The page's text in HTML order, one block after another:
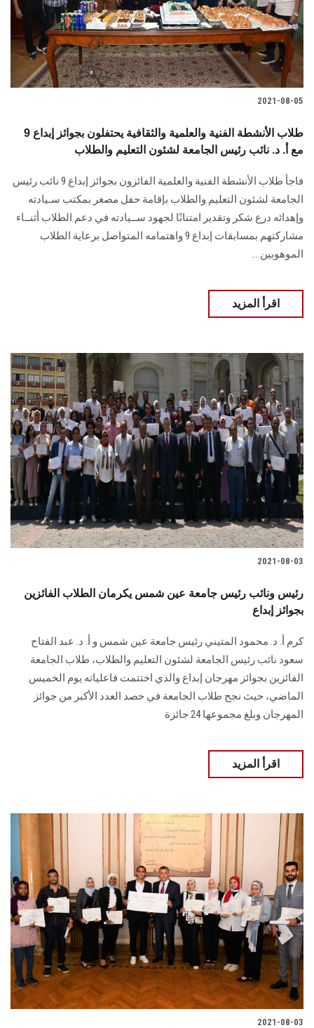
2021-08-05
طلاب الأنشطة الفنية والعلمية والثقافية يحتفلون بجوائز إبداع 9
مع أ. د. نائب رئيس الجامعة لشئون التعليم والطلاب
فاجأ طلاب الأنشطة الفنية والعلمية الفائزون بجوائز إبداع 9 نائب رئيس
الجامعة لشئون التعليم والطلاب بإقامة حفل مصغر بمكتب سـيادته
وإهدائه درع شكر وتقدير امتنانًا لجهود ســيادته في دعم الطلاب أثنــاء
مشاركتهم بمسابقات إبداع 9 واهتمامه المتواصل برعاية الطلاب
الموهوبين....
اقرأ المزيد
2021-08-03
رئيس ونائب رئيس جامعة عين شمس يكرمان الطلاب الفائزين
بجوائز إبداع
كرم أ. د. محمود المتيني رئيس جامعة عين شمس و أ. د. عبد الفتاح
سعود نائب رئيس الجامعة لشئون التعليم والطلاب، طلاب الجامعة
الفائزين بجوائز مهرجان إبداع والذي اختتمت فاعلياته يوم الخميس
الماضي، حيث نجح طلاب الجامعة في حصد العدد الأكبر من جوائز
المهرجان وبلغ مجموعها 24 جائزة
اقرأ المزيد
2021-08-03